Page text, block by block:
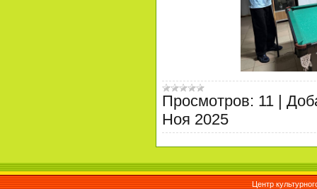
Просмотров: 11 |
Ноя 2025
Центр